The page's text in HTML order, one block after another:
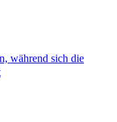
während sich die